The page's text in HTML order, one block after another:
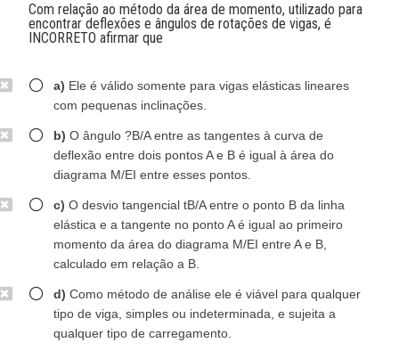
Com relação ao método da área de momento, utilizado para
encontrar deflexões e ângulos de rotações de vigas, é
INCORRETO afirmar que
a) Ele é válido somente para vigas elásticas lineares
com pequenas inclinações.
b) O ângulo ?B/A entre as tangentes à curva de
deflexão entre dois pontos A e B é igual à área do
diagrama M/EI entre esses pontos.
c) O desvio tangencial tB/A entre o ponto B da linha
elástica e a tangente no ponto A é igual ao primeiro
momento da área do diagrama M/EI entre A e B,
calculado em relação a B.
d) Como método de análise ele é viável para qualquer
tipo de viga, simples ou indeterminada, e sujeita a
qualquer tipo de carregamento.